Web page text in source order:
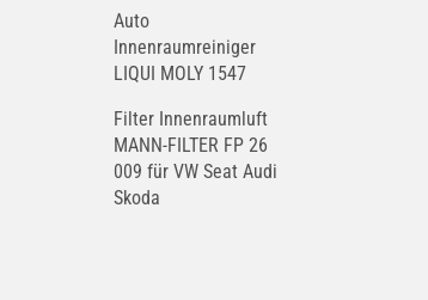
Auto
Innenraumreiniger
LIQUI MOLY 1547
Filter Innenraumluft
MANN-FILTER FP 26
009 für VW Seat Audi
Skoda